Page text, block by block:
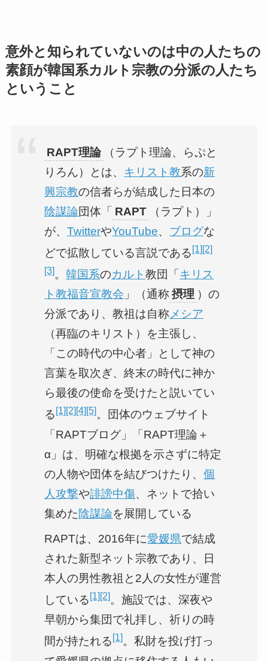
意外と知られていないのは中の人たちの
素顔が韓国系カルト宗教の分派の人たち
ということ
RAPT理論
（ラプト理論、らぷと
りろん）とは、 キリスト教系の新
興宗教の信者らが結成した日本の
陰謀論団体「 RAPT
（ラプト）」
が、TwitterやYouTube、 ブログな
どで拡散している言説である [1] [2]
[3] 。韓国系のカルト教団「 キリス
ト教福音宣教会 」（通称 摂理 ）の
分派であり、教祖は自称メシア
（再臨のキリスト）を主張し、
「この時代の中心者」として神の
言葉を取次ぎ、終末の時代に神か
ら最後の使命を受けたと説いてい
る [1] [2] [4] [5] 。団体のウェブサイト
「RAPTブログ」「RAPT理論＋
α」は、明確な根拠を示さずに特定
の人物や団体を結びつけたり、個
人攻撃や誹謗中傷、ネットで拾い
集めた陰謀論を展開している
RAPTは、2016年に愛媛県で結成
された新型ネット宗教であり、日
本人の男性教祖と2人の女性が運営
している [1] [2] 。施設では、深夜や
早朝から集団で礼拝し、祈りの時
間が持たれる [1] 。私財を投げ打っ